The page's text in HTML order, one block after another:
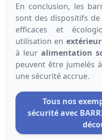
En conclusion, les
sont des dispositifs de
efficaces et
utilisation en extérieur
à leur alimentation
peuvent être jumelés
une sécurité accrue.
Tous nos
sécurité avec